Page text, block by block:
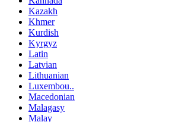
Kazakh
Khmer
Kurdish
Kyrgyz
Latin
Latvian
Lithuanian
Luxembou..
Macedonian
Malagasy
Malay